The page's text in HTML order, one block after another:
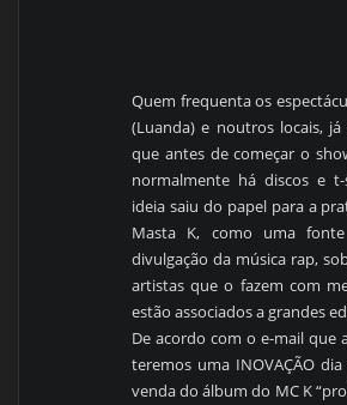
Quem frequenta os
(Luanda) e noutros locais,
que antes de começar o
normalmente há discos e
ideia saiu do papel para a
Masta K, como uma
divulgação da música rap,
artistas que o fazem com
estão associados a grandes
De acordo com o e-mail que
teremos uma INOVAÇÃO
venda do álbum do MC K